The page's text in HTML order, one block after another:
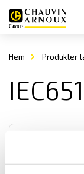
Hem Produkter
IEC651